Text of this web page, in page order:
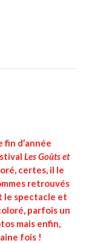
d’année
Les Goûts et
certes, il le
retrouvés
le spectacle et
parfois un
mais enfin,
fois !